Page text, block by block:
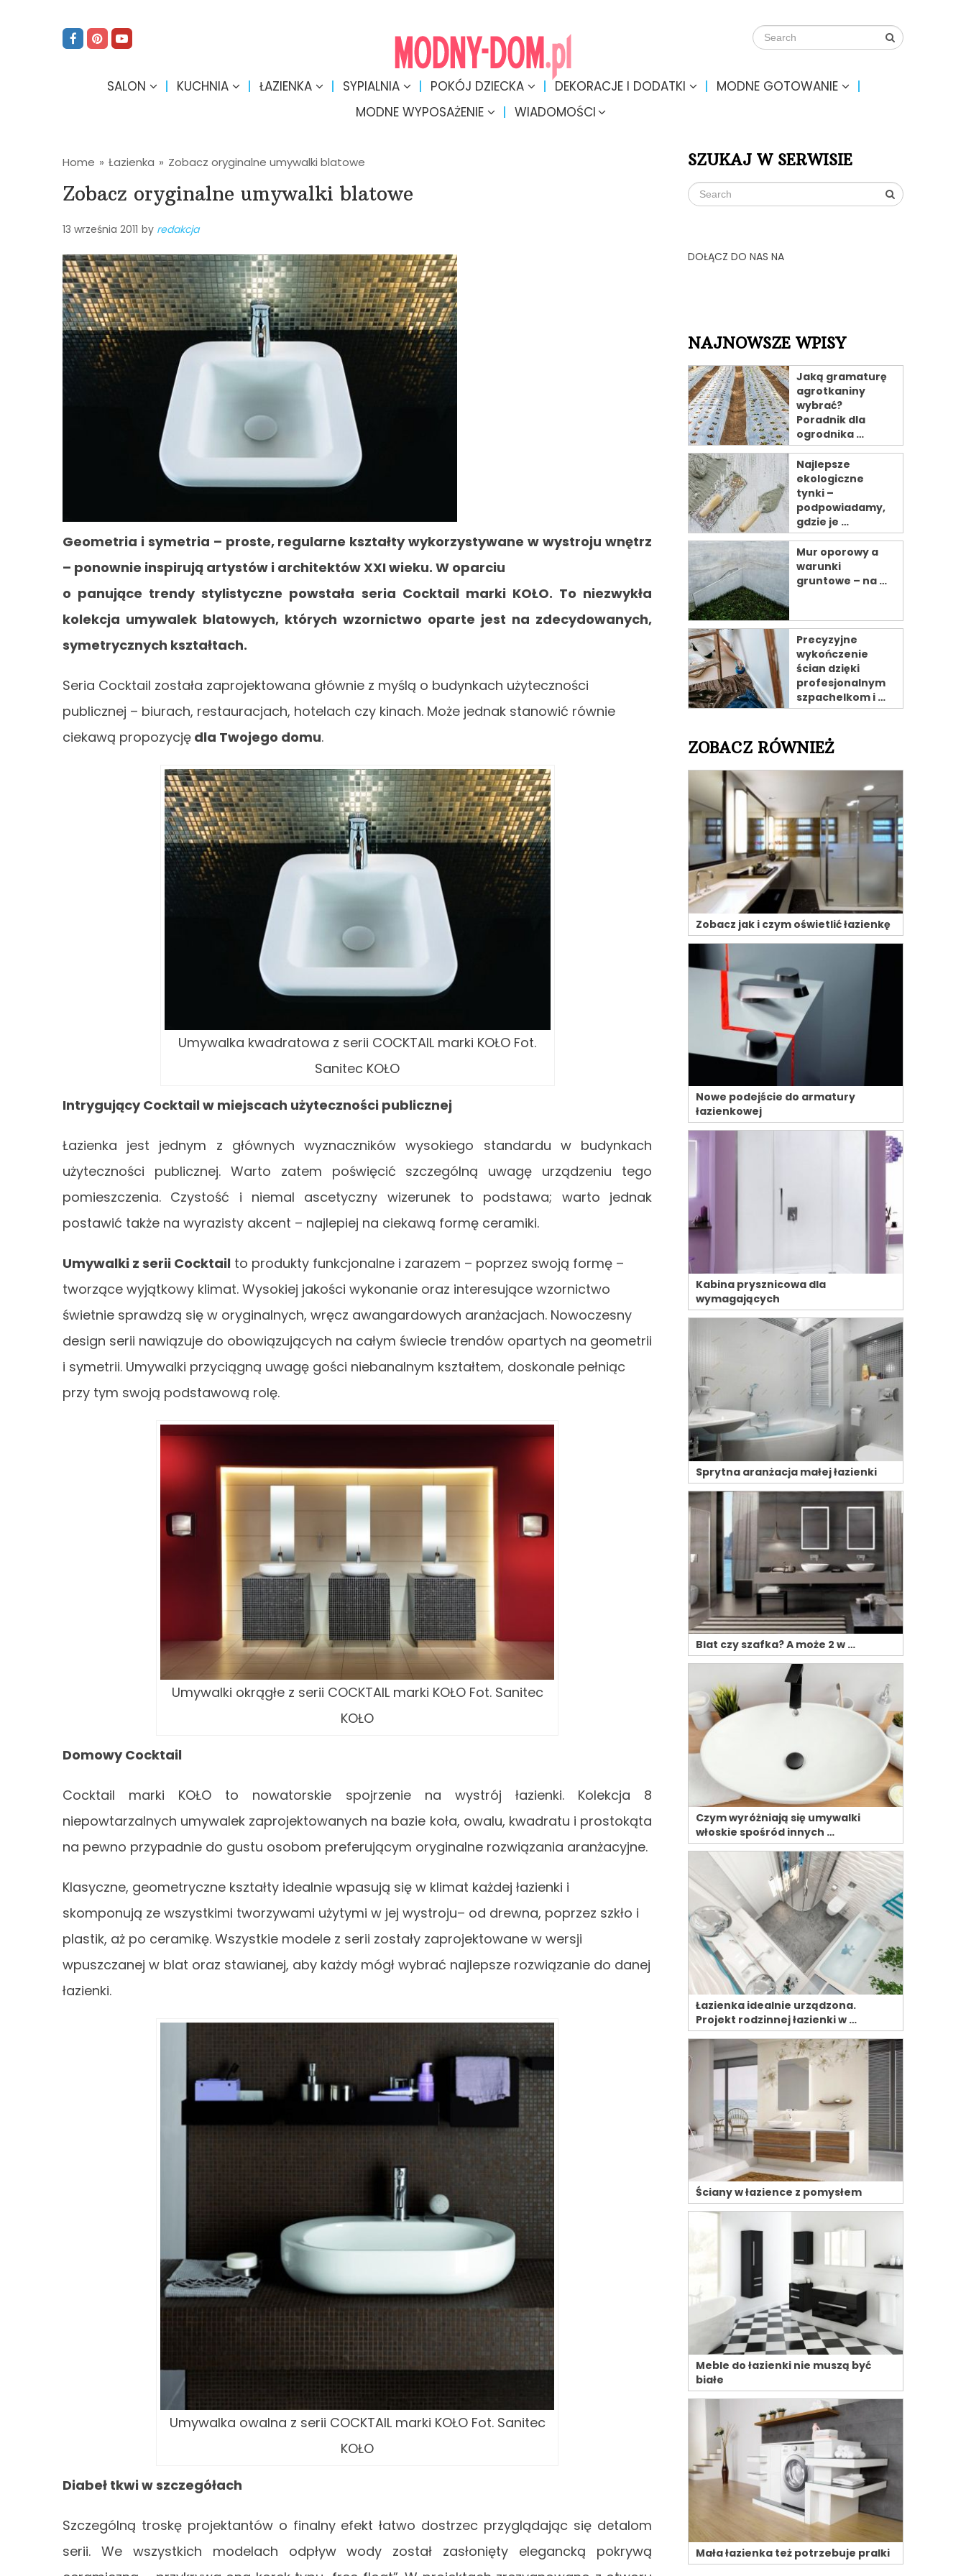
SALON KUCHNIA ŁAZIENKA SYPIALNIA POKÓJ DZIECKA DEKORACJE I DODATKI
MODNE GOTOWANIE
MODNE WYPOSAŻENIE
WIADOMOŚCI
Home » Łazienka » Zobacz oryginalne umywalki blatowe
Zobacz oryginalne umywalki blatowe
13 września 2011 by redakcja
Geometria i symetria – proste, regularne kształty wykorzystywane w wystroju wnętrz
– ponownie inspirują artystów i architektów XXI wieku. W oparciu
o panujące trendy stylistyczne powstała seria Cocktail marki KOŁO. To niezwykła
kolekcja umywalek blatowych, których wzornictwo oparte jest na zdecydowanych,
symetrycznych kształtach.
Seria Cocktail została zaprojektowana głównie z myślą o budynkach użyteczności
publicznej – biurach, restauracjach, hotelach czy kinach. Może jednak stanowić równie
ciekawą propozycję dla Twojego domu.
Umywalka kwadratowa z serii COCKTAIL marki KOŁO Fot.
Sanitec KOŁO
Intrygujący Cocktail w miejscach użyteczności publicznej
Łazienka jest jednym z głównych wyznaczników wysokiego standardu w budynkach
użyteczności publicznej. Warto zatem poświęcić szczególną uwagę urządzeniu tego
pomieszczenia. Czystość i niemal ascetyczny wizerunek to podstawa; warto jednak
postawić także na wyrazisty akcent – najlepiej na ciekawą formę ceramiki.
Umywalki z serii Cocktail to produkty funkcjonalne i zarazem – poprzez swoją formę –
tworzące wyjątkowy klimat. Wysokiej jakości wykonanie oraz interesujące wzornictwo
świetnie sprawdzą się w oryginalnych, wręcz awangardowych aranżacjach. Nowoczesny
design serii nawiązuje do obowiązujących na całym świecie trendów opartych na geometrii
i symetrii. Umywalki przyciągną uwagę gości niebanalnym kształtem, doskonale pełniąc
przy tym swoją podstawową rolę.
Umywalki okrągłe z serii COCKTAIL marki KOŁO Fot. Sanitec
KOŁO
Domowy Cocktail
Cocktail marki KOŁO to nowatorskie spojrzenie na wystrój łazienki. Kolekcja 8
niepowtarzalnych umywalek zaprojektowanych na bazie koła, owalu, kwadratu i prostokąta
na pewno przypadnie do gustu osobom preferującym oryginalne rozwiązania aranżacyjne.
Klasyczne, geometryczne kształty idealnie wpasują się w klimat każdej łazienki i
skomponują ze wszystkimi tworzywami użytymi w jej wystroju– od drewna, poprzez szkło i
plastik, aż po ceramikę. Wszystkie modele z serii zostały zaprojektowane w wersji
wpuszczanej w blat oraz stawianej, aby każdy mógł wybrać najlepsze rozwiązanie do danej
łazienki.
Umywalka owalna z serii COCKTAIL marki KOŁO Fot. Sanitec
KOŁO
Diabeł tkwi w szczegółach
Szczególną troskę projektantów o finalny efekt łatwo dostrzec przyglądając się detalom
serii. We wszystkich modelach odpływ wody został zasłonięty elegancką pokrywą
SZUKAJ W SERWISIE
DOŁĄCZ DO NAS NA
NAJNOWSZE WPISY
Jaką gramaturę
agrotkaniny
wybrać?
Poradnik dla
ogrodnika …
Najlepsze
ekologiczne
tynki –
podpowiadamy,
gdzie je …
Mur oporowy a
warunki
gruntowe – na …
Precyzyjne
wykończenie
ścian dzięki
profesjonalnym
szpachelkom i …
ZOBACZ RÓWNIEŻ
Zobacz jak i czym oświetlić łazienkę
Nowe podejście do armatury
łazienkowej
Kabina prysznicowa dla
wymagających
Sprytna aranżacja małej łazienki
Blat czy szafka? A może 2 w …
Czym wyróżniają się umywalki
włoskie spośród innych …
Łazienka idealnie urządzona.
Projekt rodzinnej łazienki w …
Ściany w łazience z pomysłem
Meble do łazienki nie muszą być
białe
Mała łazienka też potrzebuje pralki